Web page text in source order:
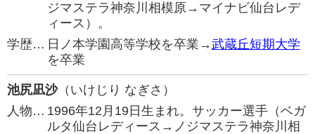
ジマステラ神奈川相模原→マイナビ仙台レデ
ィース）。
学歴… 日ノ本学園高等学校を卒業→武蔵丘短期大学
を卒業
池尻凪沙（いけじり なぎさ）
人物… 1996年12月19日生まれ。サッカー選手（ベガ
ルタ仙台レディース→ノジマステラ神奈川相